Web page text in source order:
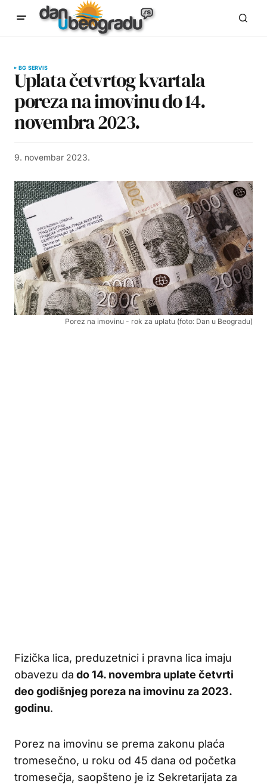
BG SERVIS
Uplata četvrtog kvartala
poreza na imovinu do 14.
novembra 2023.
9. novembar 2023.
Porez na imovinu - rok za uplatu (foto: Dan u Beogradu)
Fizička lica, preduzetnici i pravna lica imaju
obavezu da do 14. novembra uplate četvrti
deo godišnjeg poreza na imovinu za 2023.
godinu.
Porez na imovinu se prema zakonu plaća
tromesečno, u roku od 45 dana od početka
tromesečja, saopšteno je iz Sekretarijata za